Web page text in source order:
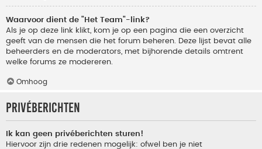
Waarvoor dient de "Het Team"-link?
Als je op deze link klikt, kom je op een pagina die een overzicht
geeft van de mensen die het forum beheren. Deze lijst bevat alle
beheerders en de moderators, met bijhorende details omtrent
welke forums ze modereren.
Omhoog
Privéberichten
Ik kan geen privéberichten sturen!
Hiervoor zijn drie redenen mogelijk: ofwel ben je niet